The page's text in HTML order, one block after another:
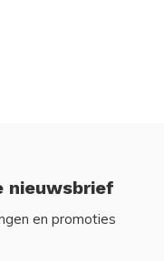
nieuwsbrief
en promoties